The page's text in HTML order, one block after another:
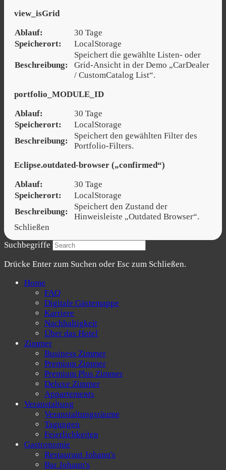
view_isGrid
Ablauf:
30 Tage
Speicherort:
LocalStorage
Beschreibung:
Speichert die gewählte Listen- oder
Grid-Ansicht in der Demo „CarDealer
/ CustomCatalog List“.
portfolio_MODULE_ID
Ablauf:
30 Tage
Speicherort:
LocalStorage
Beschreibung:
Speichert den gewählten Filter des
Portfolio-Filters.
Eclipse.outdated-browser („confirmed“)
Ablauf:
30 Tage
Speicherort:
LocalStorage
Beschreibung:
Speichert den Zustand der
Hinweisleiste „Outdated Browser“.
Schließen
Suchbegriffe
Drücke Enter zum Suchen oder Esc zum Schließen.
Home
FAQ
Digitale Gästemappe
Karriere
Nachhaltigkeit
Über das Hotel
Zimmer
Business Zimmer
Premium Zimmer
Premium Plus Zimmer
Deluxe Zimmer
Appartements
Veranstaltung
Veranstaltungsräume
Tagungen
Feierlichkeiten
Gastronomie
Restaurant Johann's
Bar Johann's